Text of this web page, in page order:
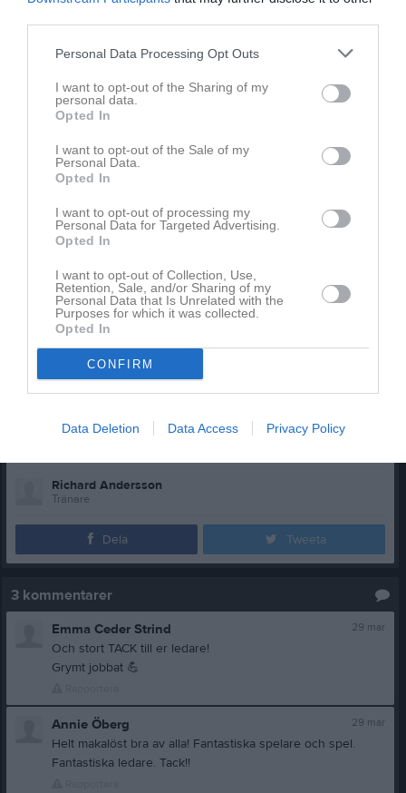
Personal Data Processing Opt Outs
I want to opt-out of the Sharing of my
personal data.
Opted In
I want to opt-out of the Sale of my
Personal Data.
Opted In
I want to opt-out of processing my
Personal Data for Targeted Advertising.
Opted In
I want to opt-out of Collection, Use,
Retention, Sale, and/or Sharing of my
Personal Data that Is Unrelated with the
Purposes for which it was collected.
Opted In
CONFIRM
Data Deletion Data Access Privacy Policy
gav aldrig upp. De kämpade som lejon, sprang för varandra,
vägrade vika ner sig. Och till slut vände de matchen och vann
med 5–4.
Fyra mål av Stina Tingbratt. Fyra mål som förändrade allt.
När slutsignalen gick stod det klart , vi hade vunnit serien.
På målskillnad. I en serie där varje match, varje mål, varje detalj
har räknats. Och ändå känns det så rätt. För över en hel säsong
starkaste bemärkelse.
Nu väntar Mölndals Ungdomscup den 17–19 april innan vi tar en
välförtjänt paus. Men det här… det här tar vi med oss länge.
Tack för allt ni gett den här säsongen. För kämpaglöd, skratt, tårar
och magiska stunder.
Richard Andersson
Tränare
Dela Tweeta
3 kommentarer
29 mar
Emma Ceder Strind
Och stort TACK till er ledare!
Grymt jobbat 💪
29 mar
Annie Öberg
Helt makalöst bra av alla! Fantastiska spelare och spel.
Fantastiska ledare. Tack!!